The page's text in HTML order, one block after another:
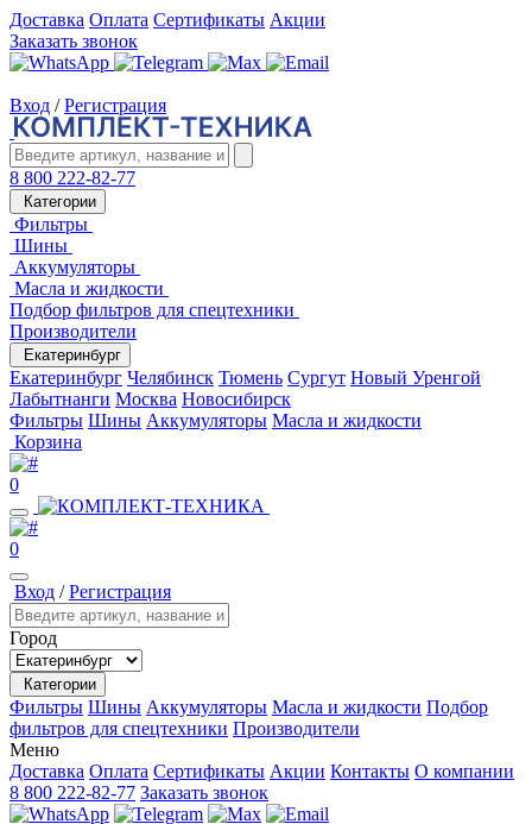
Доставка Оплата Сертификаты Акции
Заказать звонок
Вход / Регистрация
8 800 222-82-77
Категории
Фильтры
Шины
Аккумуляторы
Масла и жидкости
Подбор фильтров для спецтехники
Производители
Екатеринбург
Екатеринбург Челябинск Тюмень Сургут Новый Уренгой
Лабытнанги Москва Новосибирск
Фильтры Шины Аккумуляторы Масла и жидкости
Корзина
0
0
Вход /Регистрация
Город
Категории
Фильтры Шины Аккумуляторы Масла и жидкости Подбор
фильтров для спецтехники Производители
Меню
Доставка Оплата Сертификаты Акции Контакты О компании
8 800 222-82-77 Заказать звонок